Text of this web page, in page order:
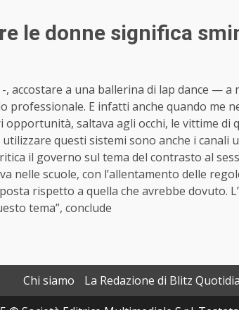
le donne significa
, accostare a una ballerina di lap dance — a
professionale. E infatti anche quando me
opportunità, saltava agli occhi, le vittime di
questi sistemi sono anche i canali
il governo sul tema del contrasto al
nelle scuole, con l’allentamento delle
rispetto a quella che avrebbe dovuto.
tema”, conclude
Chi siamo La Redazione di Blitz